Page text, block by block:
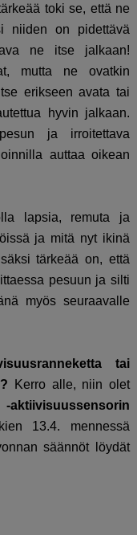
toki se, että ne
niiden on pidettävä
ne itse jalkaan!
mutta ne ovatkin
erikseen avata tai
hyvin jalkaan.
ja irroitettava
auttaa oikean
lapsia, remuta ja
ja mitä nyt ikinä
tärkeää on, että
pesuun ja silti
myös seuraavalle
tai
Kerro alle, niin olet
13.4. mennessä
säännöt löydät